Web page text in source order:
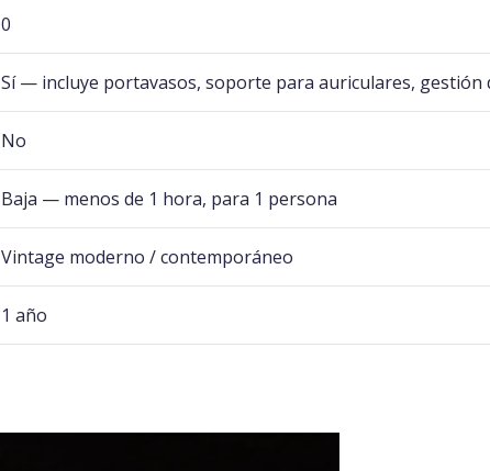
0
Sí — incluye portavasos, soporte para auriculares, gestión
No
Baja — menos de 1 hora, para 1 persona
Vintage moderno / contemporáneo
1 año